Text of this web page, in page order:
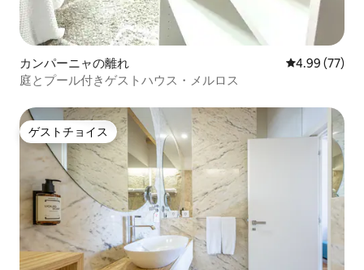
カンパーニャの離れ レビュー77
4.99 (77)
庭とプール付きゲストハウス・メルロス
ゲストチョイス
ゲストチョイス